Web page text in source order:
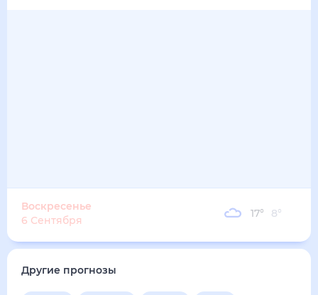
Воскресенье
6 Сентября
17° 8°
Другие прогнозы